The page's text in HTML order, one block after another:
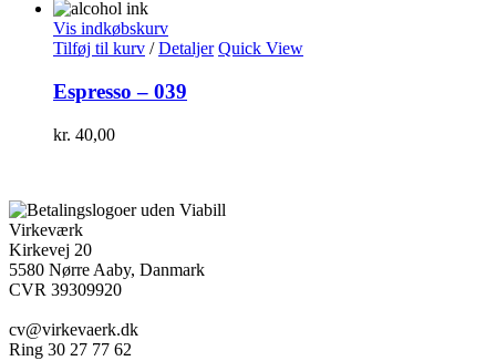
Vis indkøbskurv
Tilføj til kurv / Detaljer Quick View
Espresso – 039
kr. 40,00
Virkeværk
Kirkevej 20
5580 Nørre Aaby, Danmark
CVR 39309920
cv@virkevaerk.dk
Ring 30 27 77 62